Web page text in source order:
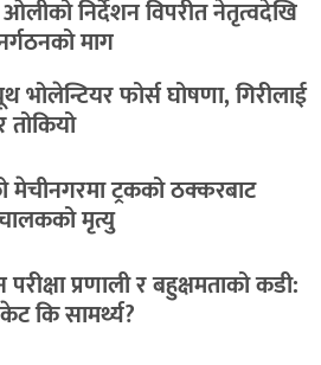
निर्देशन विपरीत नेतृत्वदेखि
माग
भोलेन्टियर फोर्स घोषणा, गिरीलाई
तोकियो
मेचीनगरमा ट्रकको ठक्करबाट
मृत्यु
परीक्षा प्रणाली र बहुक्षमताको कडी:
कि सामर्थ्य?